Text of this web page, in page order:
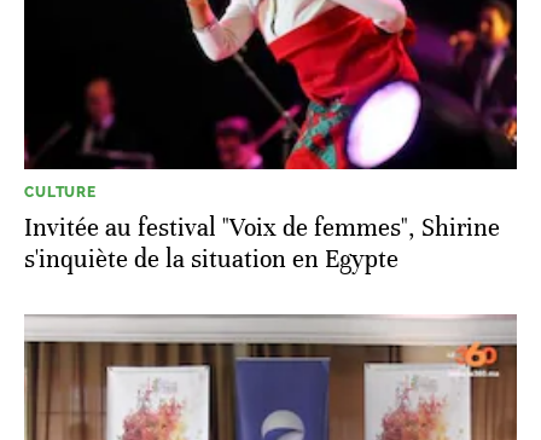
CULTURE
Invitée au festival "Voix de femmes", Shirine
s'inquiète de la situation en Egypte